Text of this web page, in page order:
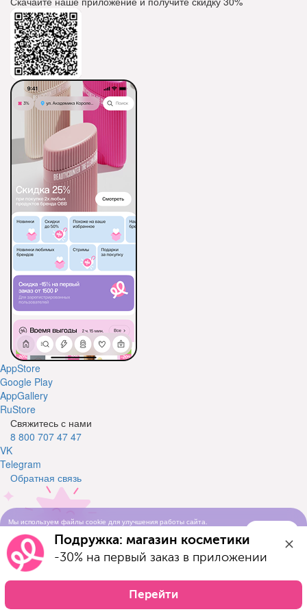
AppStore
Google Play
AppGallery
RuStore
Свяжитесь с нами
8 800 707 47 47
VK
Telegram
Обратная связь
Свяжитесь с нами
Оставьте свой телефон и мы вам перезвоним
Отправить заявку
Мы используем файлы cookie для улучшения работы сайта.
использования cookie-файловПодружка: магазин косметики
-30% на первый заказ в приложении
Перейти